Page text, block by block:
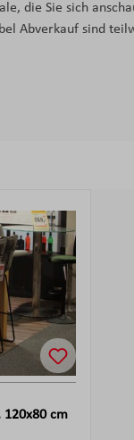
die Sie sich
Abverkauf sind
120x80 cm